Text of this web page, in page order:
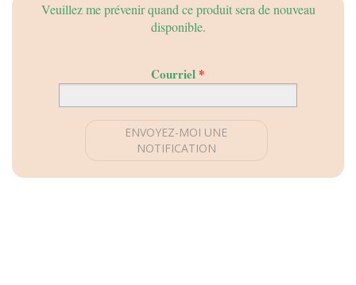
CetteVeuillez me prévenir quand ce produit sera de nouveau
disponible.
Courriel *